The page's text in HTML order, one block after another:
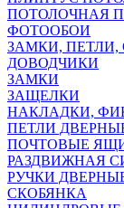
ПОТОЛОЧНАЯ
ФОТООБОИ
ЗАМКИ, ПЕТЛИ,
ДОВОДЧИКИ
ЗАМКИ
ЗАЩЕЛКИ
НАКЛАДКИ,
ПЕТЛИ
ПОЧТОВЫЕ
РАЗДВИЖНАЯ
РУЧКИ
СКОБЯНКА